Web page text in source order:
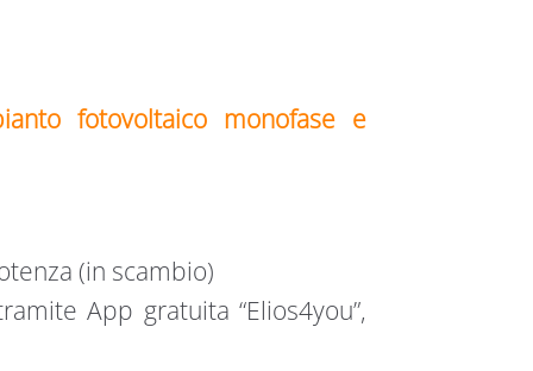
fotovoltaico monofase e
(in scambio)
App gratuita “Elios4you”,